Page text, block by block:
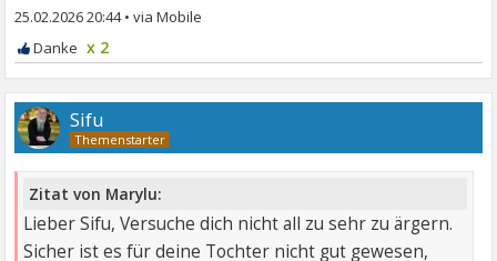
25.02.2026 20:44•
x 2
Sifu
Zitat von Marylu:
Lieber Sifu, Versuche dich nicht all zu sehr zu ärgern.
Sicher ist es für deine Tochter nicht gut gewesen,